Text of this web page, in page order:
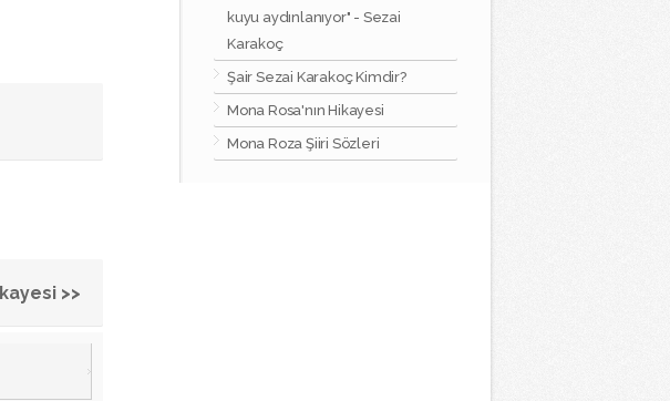
>>
kuyu aydınlanıyor" - Sezai
Karakoç
Şair Sezai Karakoç Kimdir?
Mona Rosa'nın Hikayesi
Mona Roza Şiiri Sözleri